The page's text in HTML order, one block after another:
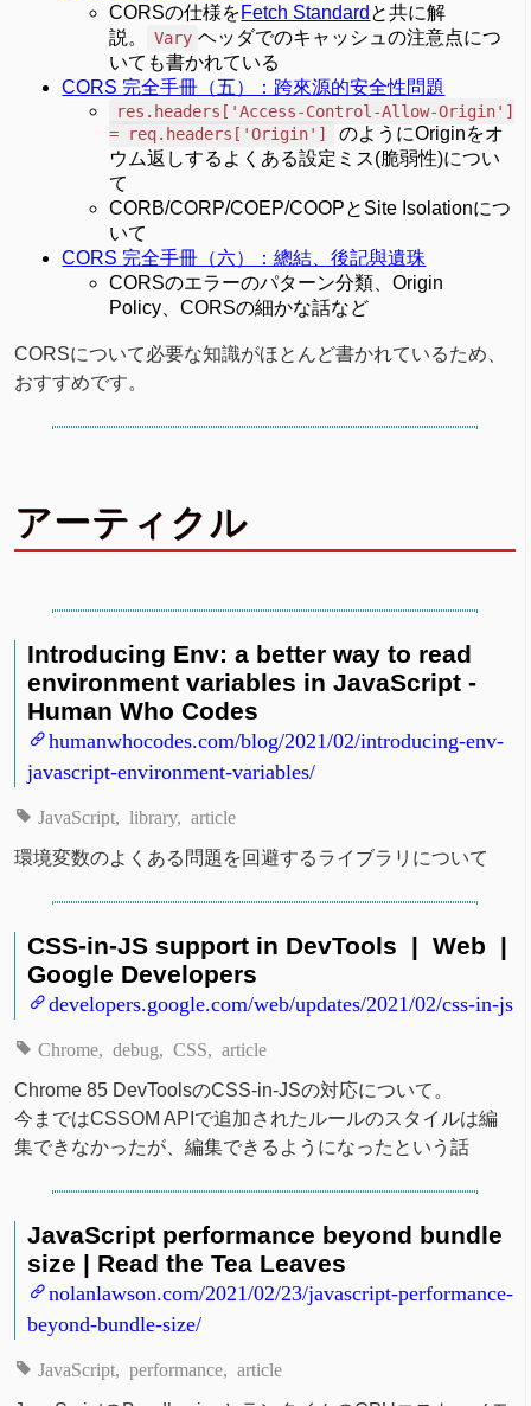
CORSの仕様をFetch Standard と共に解
説。
Vary ヘッダでのキャッシュの注意点につ
いても書かれている
CORS 完全手冊（五）：跨來源的安全性問題
res.headers['Access-Control-Allow-Origin']
= req.headers['Origin']
のようにOriginをオ
ウム返しするよくある設定ミス(脆弱性)につい
て
CORB/CORP/COEP/COOPとSite Isolationにつ
いて
CORS 完全手冊（六）：總結、後記與遺珠
CORSのエラーのパターン分類、Origin
Policy、CORSの細かな話など
CORSについて必要な知識がほとんど書かれているため、
おすすめです。
アーティクル
Introducing Env: a better way to read
environment variables in JavaScript -
Human Who Codes
humanwhocodes.com/blog/2021/02/introducing-env-
javascript-environment-variables/
JavaScript library article
環境変数のよくある問題を回避するライブラリについて
CSS-in-JS support in DevTools | Web |
Google Developers
developers.google.com/web/updates/2021/02/css-in-js
Chrome debug CSS article
Chrome 85 DevToolsのCSS-in-JSの対応について。
今まではCSSOM APIで追加されたルールのスタイルは編
集できなかったが、編集できるようになったという話
JavaScript performance beyond bundle
size | Read the Tea Leaves
nolanlawson.com/2021/02/23/javascript-performance-
beyond-bundle-size/
JavaScript performance article